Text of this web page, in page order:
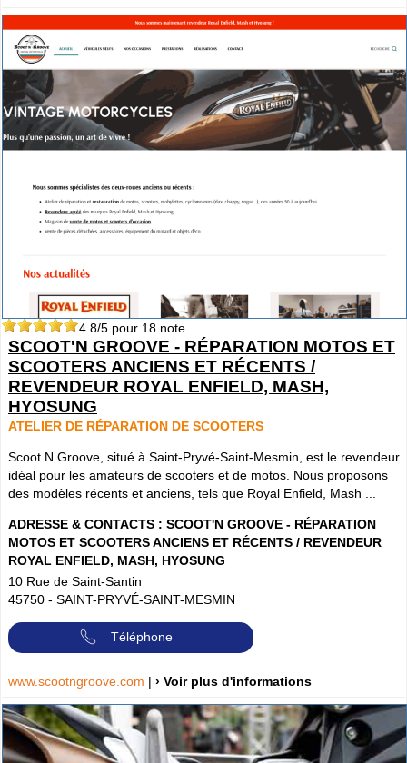
4.8/5 pour 18 note
SCOOT'N GROOVE - RÉPARATION MOTOS ET
SCOOTERS ANCIENS ET RÉCENTS /
REVENDEUR ROYAL ENFIELD, MASH,
HYOSUNG
ATELIER DE RÉPARATION DE SCOOTERS
Scoot N Groove, situé à Saint-Pryvé-Saint-Mesmin, est le revendeur
idéal pour les amateurs de scooters et de motos. Nous proposons
des modèles récents et anciens, tels que Royal Enfield, Mash ...
ADRESSE & CONTACTS : SCOOT'N GROOVE - RÉPARATION
MOTOS ET SCOOTERS ANCIENS ET RÉCENTS / REVENDEUR
ROYAL ENFIELD, MASH, HYOSUNG
10 Rue de Saint-Santin
45750 - SAINT-PRYVÉ-SAINT-MESMIN
Téléphone
www.scootngroove.com | › Voir plus d'informations